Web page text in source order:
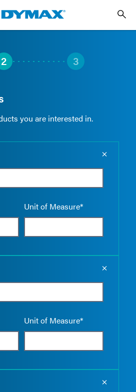
2 3
you are interested in.
Unit of Measure*
Unit of Measure*